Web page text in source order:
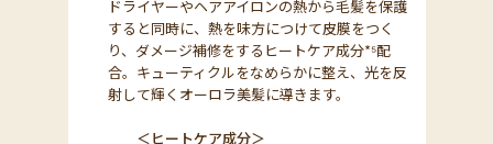
ドライヤーやヘアアイロンの熱から毛髪を保護
すると同時に、熱を味方につけて皮膜をつく
り、ダメージ補修をするヒートケア成分*⁵配
合。キューティクルをなめらかに整え、光を反
射して輝くオーロラ美髪に導きます。
＜ヒートケア成分＞